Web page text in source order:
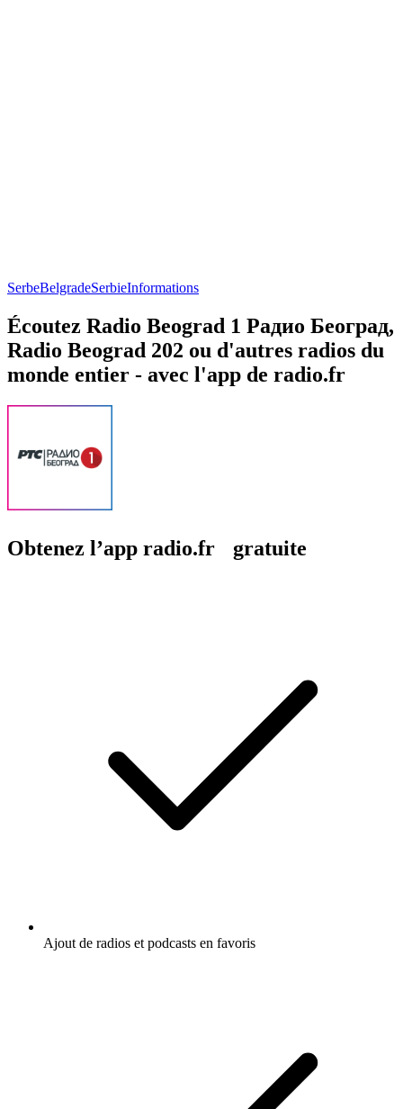
SerbeBelgradeSerbieInformations
Écoutez Radio Beograd 1 Радио Београд,
Radio Beograd 202 ou d'autres radios du
monde entier - avec l'app de radio.fr
Obtenez l’app radio.fr gratuite
Ajout de radios et podcasts en favoris